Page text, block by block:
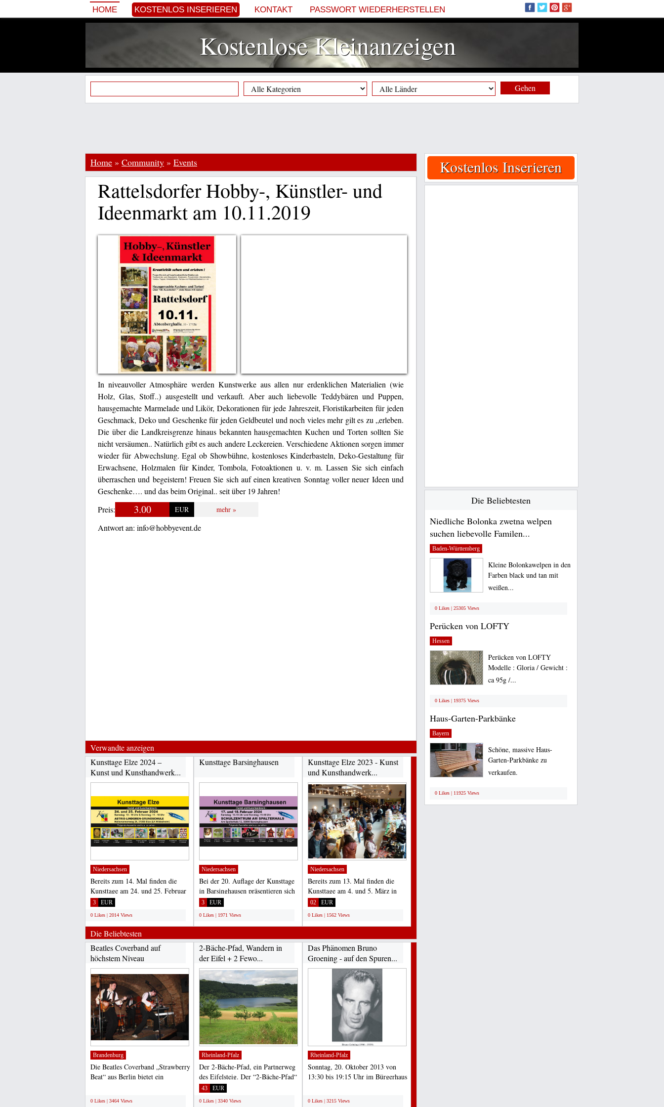
HOME KOSTENLOS INSERIEREN KONTAKT PASSWORT WIEDERHERSTELLEN
Kostenlose Kleinanzeigen
Gehen
Home » Community » Events
Rattelsdorfer Hobby-, Künstler- und
Ideenmarkt am 10.11.2019
In niveauvoller Atmosphäre werden Kunstwerke aus allen nur erdenklichen Materialien (wie
Holz, Glas, Stoff..) ausgestellt und verkauft. Aber auch liebevolle Teddybären und Puppen,
hausgemachte Marmelade und Likör, Dekorationen für jede Jahreszeit, Floristikarbeiten für jeden
Geschmack, Deko und Geschenke für jeden Geldbeutel und noch vieles mehr gilt es zu „erleben.
Die über die Landkreisgrenze hinaus bekannten hausgemachten Kuchen und Torten sollten Sie
nicht versäumen.. Natürlich gibt es auch andere Leckereien. Verschiedene Aktionen sorgen immer
wieder für Abwechslung. Egal ob Showbühne, kostenloses Kinderbasteln, Deko-Gestaltung für
Erwachsene, Holzmalen für Kinder, Tombola, Fotoaktionen u. v. m. Lassen Sie sich einfach
überraschen und begeistern! Freuen Sie sich auf einen kreativen Sonntag voller neuer Ideen und
Geschenke…. und das beim Original.. seit über 19 Jahren!
Preis:
3.00 EUR mehr »
Antwort an: info@hobbyevent.de
Verwandte anzeigen
Kunsttage Elze 2024 –
Kunst und Kunsthandwerk...
Niedersachsen
Bereits zum 14. Mal finden die
Kunsttage am 24. und 25. Februar
in Elze statt. Rund...
3 EUR
0 Likes | 2014 Views
Kunsttage Barsinghausen
Niedersachsen
Bei der 20. Auflage der Kunsttage
in Barsinghausen präsentieren sich
am 17. Februar...
3 EUR
0 Likes | 1971 Views
Kunsttage Elze 2023 - Kunst
und Kunsthandwerk...
Niedersachsen
Bereits zum 13. Mal finden die
Kunsttage am 4. und 5. März in
Elze statt. Rund 50...
02 EUR
0 Likes | 1562 Views
Die Beliebtesten
Beatles Coverband auf
höchstem Niveau
Brandenburg
Die Beatles Coverband „Strawberry
Beat“ aus Berlin bietet ein
0 Likes | 3464 Views
2-Bäche-Pfad, Wandern in
der Eifel + 2 Fewo...
Rheinland-Pfalz
Der 2-Bäche-Pfad, ein Partnerweg
des Eifelsteig. Der “2-Bäche-Pfad“
ist einer von...
43 EUR
0 Likes | 3340 Views
Das Phänomen Bruno
Groening - auf den Spuren...
Rheinland-Pfalz
Sonntag, 20. Oktober 2013 von
13:30 bis 19:15 Uhr im Bürgerhaus
0 Likes | 3215 Views
Kostenlos Inserieren
Die Beliebtesten
Niedliche Bolonka zwetna welpen
suchen liebevolle Familen...
Baden-Württemberg
Kleine Bolonkawelpen in den
Farben black und tan mit
weißen...
0 Likes | 25305 Views
Perücken von LOFTY
Hessen
Perücken von LOFTY
Modelle : Gloria / Gewicht :
ca 95g /...
0 Likes | 19375 Views
Haus-Garten-Parkbänke
Bayern
Schöne, massive Haus-
Garten-Parkbänke zu
verkaufen.
0 Likes | 11925 Views